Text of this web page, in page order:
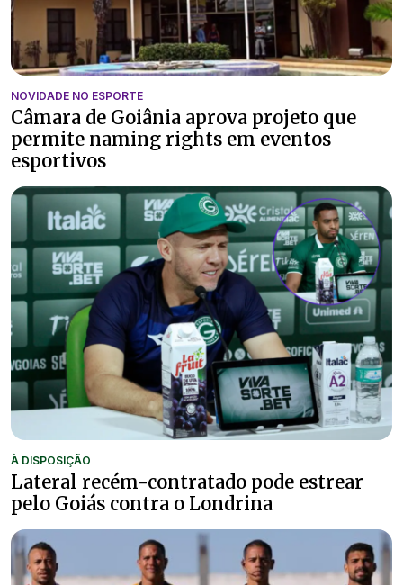
NOVIDADE NO ESPORTE
Câmara de Goiânia aprova projeto que
permite naming rights em eventos
esportivos
À DISPOSIÇÃO
Lateral recém-contratado pode estrear
pelo Goiás contra o Londrina